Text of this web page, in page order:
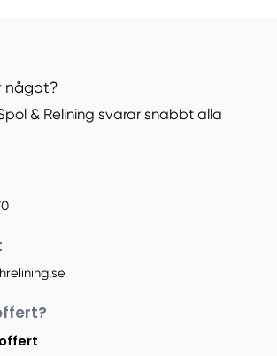
något?
& Relining svarar snabbt alla